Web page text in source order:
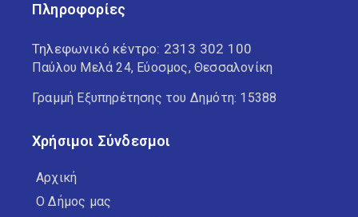
Πληροφορίες
Τηλεφωνικό κέντρο: 2313 302 100
Παύλου Μελά 24, Εύοσμος, Θεσσαλονίκη
Γραμμή Εξυπηρέτησης του Δημότη: 15388
Χρήσιμοι Σύνδεσμοι
Αρχική
Ο Δήμος μας